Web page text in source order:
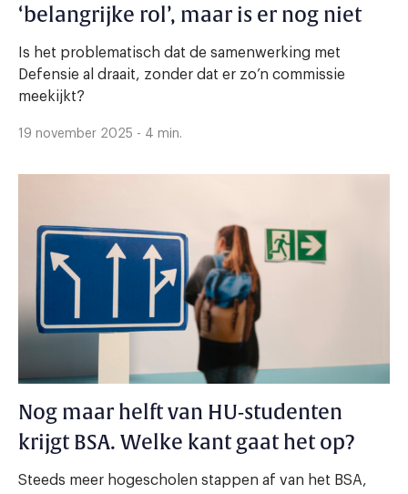
‘belangrijke rol’, maar is er nog niet
Is het problematisch dat de samenwerking met
Defensie al draait, zonder dat er zo’n commissie
meekijkt?
19 november 2025 - 4 min.
Nog maar helft van HU-studenten
krijgt BSA. Welke kant gaat het op?
Steeds meer hogescholen stappen af van het BSA,